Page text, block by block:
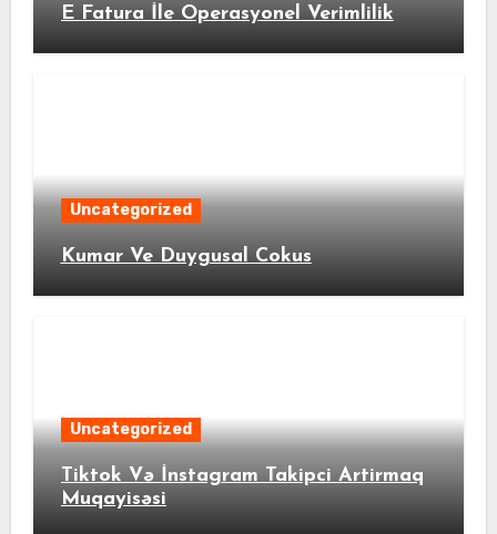
E Fatura İle Operasyonel Verimlilik
Uncategorized
Kumar Ve Duygusal Cokus
Uncategorized
Tiktok Və İnstagram Takipci Artirmaq
Muqayisəsi